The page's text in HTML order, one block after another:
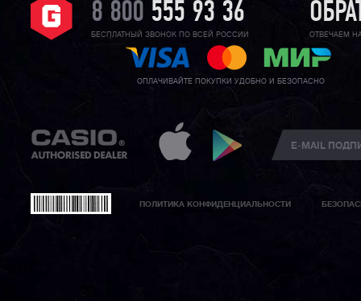
8 800 555 93 36
БЕСПЛАТНЫЙ ЗВОНОК ПО ВСЕЙ РОССИИ ОТВЕЧАЕМ
ОПЛАЧИВАЙТЕ ПОКУПКИ УДОБНО И БЕЗОПАСНО
ПОЛИТИКА КОНФИДЕНЦИАЛЬНОСТИ